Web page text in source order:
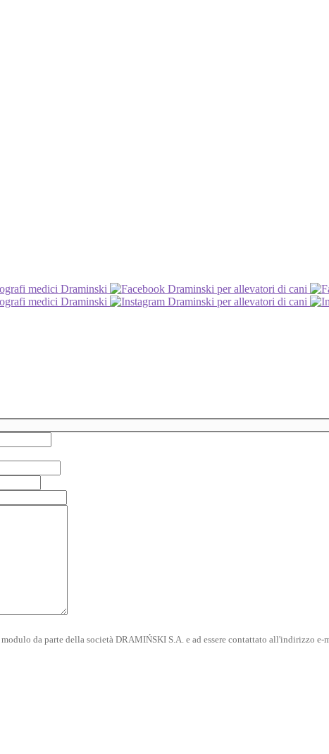
medici Draminski Draminski per allevatori di cani
medici Draminski Draminski per allevatori di cani
da parte della società DRAMIŃSKI S.A. e ad essere contattato all'indirizzo